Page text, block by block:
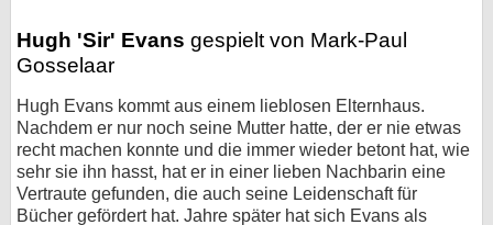
Hugh 'Sir' Evans gespielt von Mark-Paul
Gosselaar
Hugh Evans kommt aus einem lieblosen Elternhaus.
Nachdem er nur noch seine Mutter hatte, der er nie etwas
recht machen konnte und die immer wieder betont hat, wie
sehr sie ihn hasst, hat er in einer lieben Nachbarin eine
Vertraute gefunden, die auch seine Leidenschaft für
Bücher gefördert hat. Jahre später hat sich Evans als